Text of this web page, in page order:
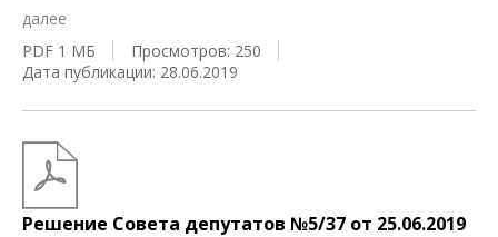
далее
PDF 1 МБ
Просмотров: 250
Дата публикации: 28.06.2019
Решение Совета депутатов №5/37 от 25.06.2019